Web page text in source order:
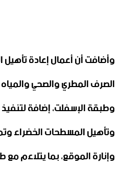
وأضافت أن أعمال إعادة
‏الصرف المطري والصحي
وطبقة ‏الإسفلت، إضافة
وتأهيل المسطحات ‏الخضراء
وإنارة الموقع، بما يتلاءم